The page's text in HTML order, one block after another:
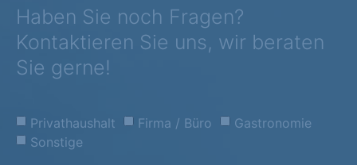
Haben Sie noch Fragen?
Kontaktieren Sie uns, wir beraten
Sie gerne!
Privathaushalt Firma / Büro
Gastronomie
Sonstige